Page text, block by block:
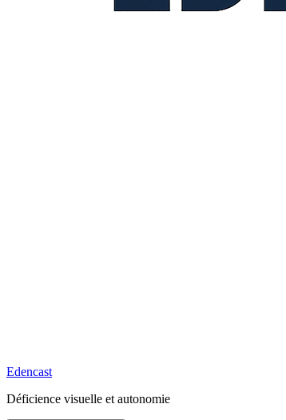
Edencast
Déficience visuelle et autonomie